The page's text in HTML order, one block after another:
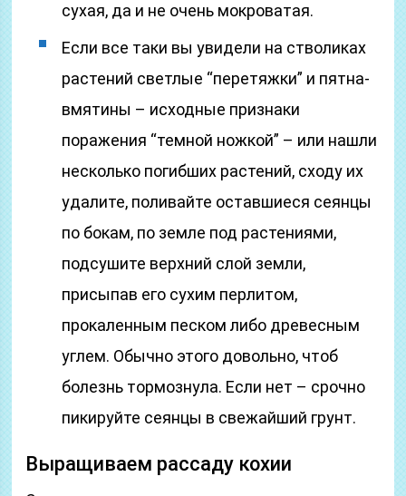
сухая, да и не очень мокроватая.
Если все таки вы увидели на стволиках
растений светлые “перетяжки” и пятна-
вмятины – исходные признаки
поражения “темной ножкой” – или нашли
несколько погибших растений, сходу их
удалите, поливайте оставшиеся сеянцы
по бокам, по земле под растениями,
подсушите верхний слой земли,
присыпав его сухим перлитом,
прокаленным песком либо древесным
углем. Обычно этого довольно, чтоб
болезнь тормознула. Если нет – срочно
пикируйте сеянцы в свежайший грунт.
Выращиваем рассаду кохии